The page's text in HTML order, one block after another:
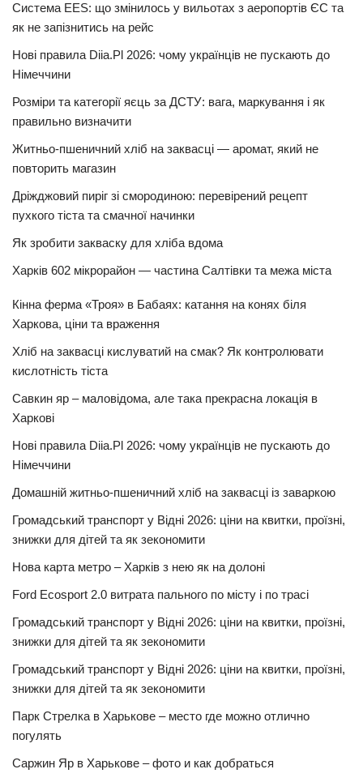
Система EES: що змінилось у вильотах з аеропортів ЄС та
як не запізнитись на рейс
Нові правила Diia.Pl 2026: чому українців не пускають до
Німеччини
Розміри та категорії яєць за ДСТУ: вага, маркування і як
правильно визначити
Житньо-пшеничний хліб на заквасці — аромат, який не
повторить магазин
Дріжджовий пиріг зі смородиною: перевірений рецепт
пухкого тіста та смачної начинки
Як зробити закваску для хліба вдома
Харків 602 мікрорайон — частина Салтівки та межа міста
Кінна ферма «Троя» в Бабаях: катання на конях біля
Харкова, ціни та враження
Хліб на заквасці кислуватий на смак? Як контролювати
кислотність тіста
Савкин яр – маловідома, але така прекрасна локація в
Харкові
Нові правила Diia.Pl 2026: чому українців не пускають до
Німеччини
Домашній житньо-пшеничний хліб на заквасці із заваркою
Громадський транспорт у Відні 2026: ціни на квитки, проїзні,
знижки для дітей та як зекономити
Нова карта метро – Харків з нею як на долоні
Ford Ecosport 2.0 витрата пального по місту і по трасі
Громадський транспорт у Відні 2026: ціни на квитки, проїзні,
знижки для дітей та як зекономити
Громадський транспорт у Відні 2026: ціни на квитки, проїзні,
знижки для дітей та як зекономити
Парк Стрелка в Харькове – место где можно отлично
погулять
Саржин Яр в Харькове – фото и как добраться